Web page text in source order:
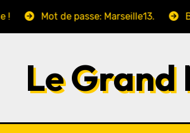
Mot de passe: Marseille13. Beuh et
Le Grand